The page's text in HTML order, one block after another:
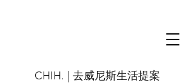
CHIH. | 去威尼斯生活提案